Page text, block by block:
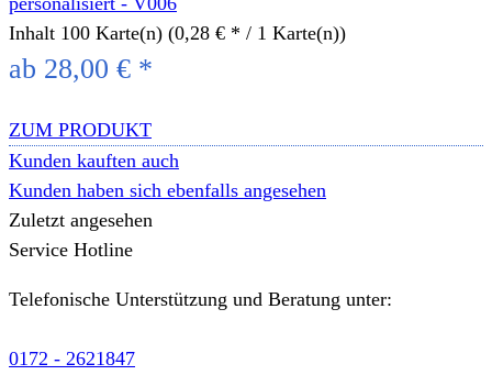
Inhalt 100 Karte(n) (0,28 € * / 1 Karte(n))
ab 28,00 € *
ZUM PRODUKT
Kunden kauften auch
Kunden haben sich ebenfalls angesehen
Zuletzt angesehen
Service Hotline
Telefonische Unterstützung und Beratung unter:
0172 - 2621847